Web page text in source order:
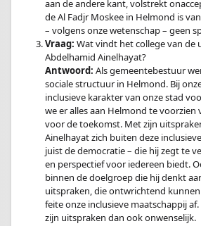
aan de andere kant, volstrekt
de Al Fadjr Moskee in Helmond is
– volgens onze wetenschap – geen
Vraag: Wat vindt het college van de
Abdelhamid Ainelhayat?
Antwoord: Als gemeentebestuur
sociale structuur in Helmond. Bij
inclusieve karakter van onze stad
we er alles aan Helmond te voorzien
voor de toekomst. Met zijn
Ainelhayat zich buiten deze
juist de democratie – die hij zegt te
en perspectief voor iedereen biedt.
binnen de doelgroep die hij denkt
uitspraken, die ontwrichtend
feite onze inclusieve maatschappij
zijn uitspraken dan ook onwenselijk.